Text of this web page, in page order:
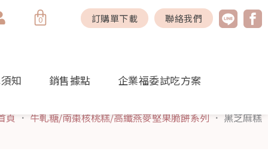
0購
物
訂購單下載 聯絡我們
知 銷售據點 企業福委試吃方案
頁 ． 牛軋糖/南棗核桃糕/高纖燕麥堅果脆餅系列 ． 黑芝麻糕